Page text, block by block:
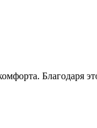
Благодаря